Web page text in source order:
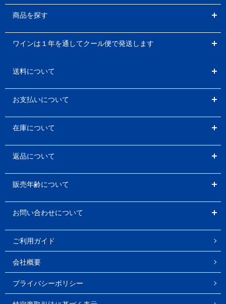
商品を探す
ワインは１年を通してクール便で発送します
送料について
お支払いについて
在庫について
返品について
販売年齢について
お問い合わせについて
ご利用ガイド
会社概要
プライバシーポリシー